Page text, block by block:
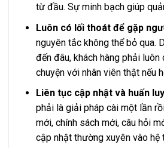
từ đầu. Sự minh bạch giúp
Luôn có lối thoát để gặp
nguyên tắc không thể bỏ qua.
đến đâu, khách hàng phải
chuyện với nhân viên thật nếu
Liên tục cập nhật và huấn
phải là giải pháp cài một lần
mới, chính sách mới, câu hỏi
cập nhật thường xuyên vào hệ